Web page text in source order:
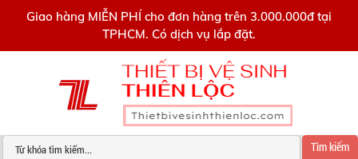
Giao hàng MIỄN PHÍ cho đơn hàng trên 3.000.000đ tại
TPHCM. Có dịch vụ lắp đặt.
Tìm kiếm
0909445903